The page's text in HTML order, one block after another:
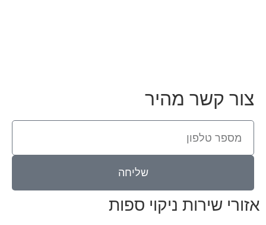
צור קשר מהיר
שליחה
אזורי שירות ניקוי ספות